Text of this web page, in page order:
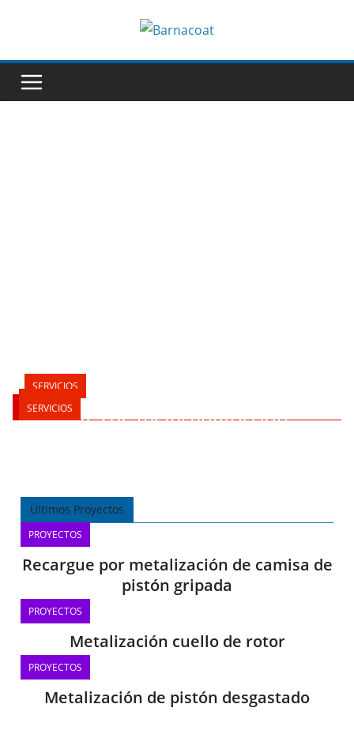
Servicios
SERVICIOS
Cojinetes de metal antifricción
SERVICIOS
SERVICIOS
SERVICIOS
Últimos Proyectos
PROYECTOS
Recargue por metalización de camisa de
pistón gripada
PROYECTOS
Metalización cuello de rotor
PROYECTOS
Metalización de pistón desgastado